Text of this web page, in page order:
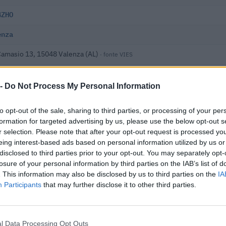
Do Not Process My Personal Information
opt-out of the sale, sharing to third parties, or processing of your
for targeted advertising by us, please use the below opt-out
selection. Please note that after your opt-out request is processed
interest-based ads based on personal information utilized by us
to third parties prior to your opt-out. You may separately
of your personal information by third parties on the IAB’s list of
This information may also be disclosed by us to third parties on the
Participants that may further disclose it to other third parties.
Data Processing Opt Outs
13, 15048 Valenza (AL) · fonte VIES
dati nella visura camerale →